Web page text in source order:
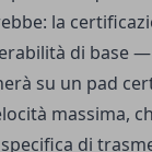
la
di base
su un pad
massima,
di